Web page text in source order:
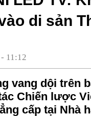
di sản
11:12
vang dội trên
Chiến lược
cấp tại Nhà